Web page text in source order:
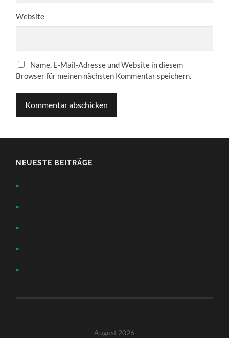
Website
Name, E-Mail-Adresse und Website in diesem
Browser für meinen nächsten Kommentar speichern.
NEUESTE BEITRÄGE
*
*
*
*
*
August 2026